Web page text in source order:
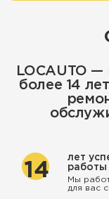
LOCAUTO
более 14
14
лет
работы
Мы
для вас